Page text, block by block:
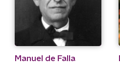
Manuel de Falla